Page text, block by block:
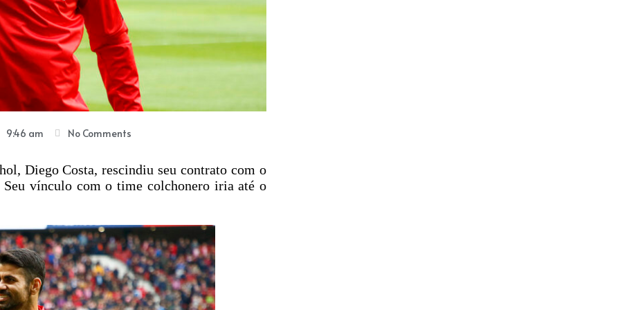
9:46 am No Comments
Diego Costa, rescindiu seu contrato com o
vínculo com o time colchonero iria até o